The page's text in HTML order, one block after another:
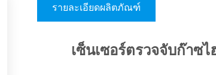
รายละเอียดผลิตภัณฑ์
เซ็นเซอร์ตรวจจับก๊าซ